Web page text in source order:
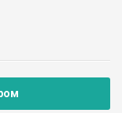
Православні, із […]